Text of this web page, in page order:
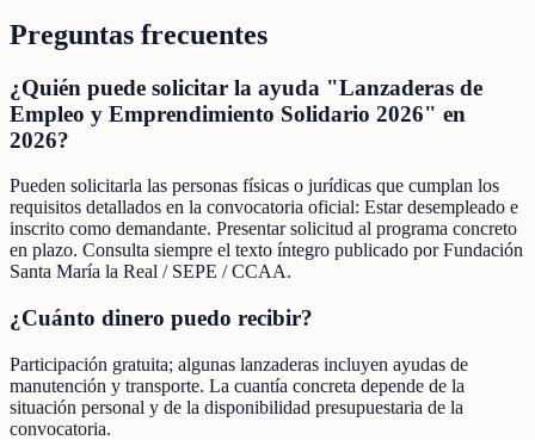
Preguntas frecuentes
¿Quién puede solicitar la ayuda "Lanzaderas de
Empleo y Emprendimiento Solidario 2026" en
2026?
Pueden solicitarla las personas físicas o jurídicas que cumplan los
requisitos detallados en la convocatoria oficial: Estar desempleado e
inscrito como demandante. Presentar solicitud al programa concreto
en plazo. Consulta siempre el texto íntegro publicado por Fundación
Santa María la Real / SEPE / CCAA.
¿Cuánto dinero puedo recibir?
Participación gratuita; algunas lanzaderas incluyen ayudas de
manutención y transporte. La cuantía concreta depende de la
situación personal y de la disponibilidad presupuestaria de la
convocatoria.